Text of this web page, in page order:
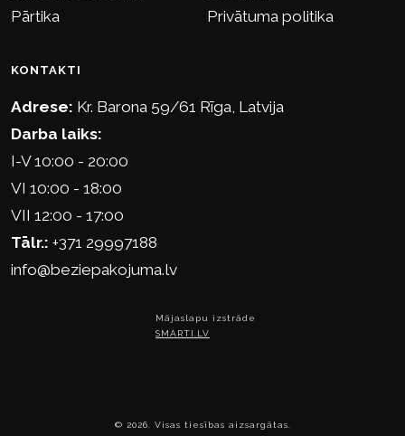
Pārtika
Privātuma politika
KONTAKTI
Adrese: Kr. Barona 59/61 Rīga, Latvija
Darba laiks:
I-V 10:00 - 20:00
VI 10:00 - 18:00
VII 12:00 - 17:00
Tālr.: +371 29997188
info@beziepakojuma.lv
© 2026. Visas tiesības aizsargātas.
Mājaslapu izstrāde
SMARTI.LV